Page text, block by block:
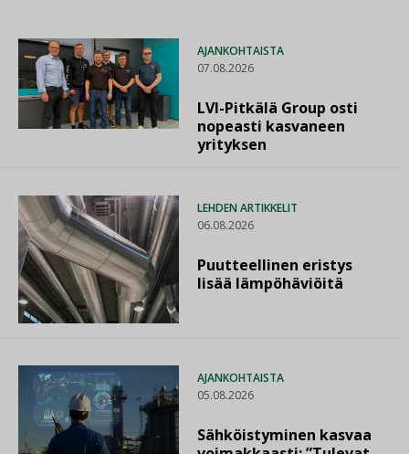
AJANKOHTAISTA
07.08.2026
LVI-Pitkälä Group osti
nopeasti kasvaneen
yrityksen
LEHDEN ARTIKKELIT
06.08.2026
Puutteellinen eristys
lisää lämpöhäviöitä
AJANKOHTAISTA
05.08.2026
Sähköistyminen kasvaa